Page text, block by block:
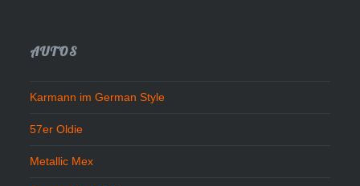
AUTOS
Karmann im German Style
57er Oldie
Metallic Mex